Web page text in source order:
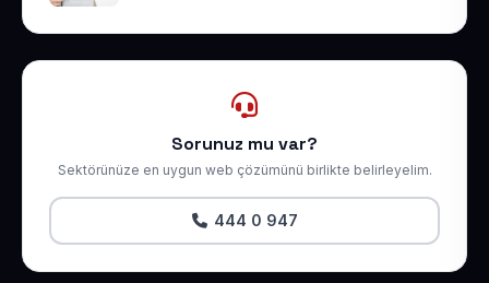
Sorunuz mu var?
Sektörünüze en uygun web çözümünü birlikte belirleyelim.
444 0 947